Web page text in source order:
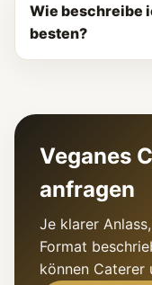
Wie beschreibe
besten?
Veganes
anfragen
Je klarer
Format
können Caterer